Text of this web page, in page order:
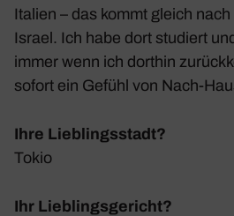
Italien – das kommt gleich
Israel. Ich habe dort studiert
immer wenn ich dorthin
sofort ein Gefühl von Nach-
Ihre Lieblingsstadt?
Tokio
Ihr Lieblingsgericht?